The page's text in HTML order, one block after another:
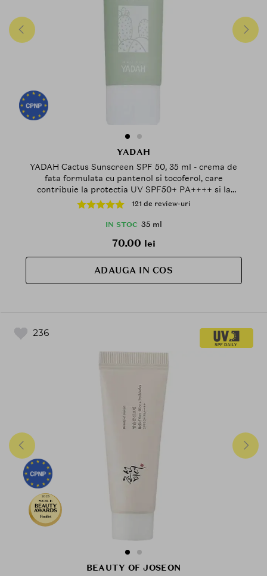
YADAH
YADAH Cactus Sunscreen SPF 50, 35 ml - crema de
fata formulata cu pantenol si tocoferol, care
contribuie la protectia UV SPF50+ PA++++ si la
mentinerea hidratarii pielii, Daily
121 de review-uri
IN STOC 35 ml
70.00 lei
ADAUGA IN COS
236
2025
Finalist
BEAUTY OF JOSEON